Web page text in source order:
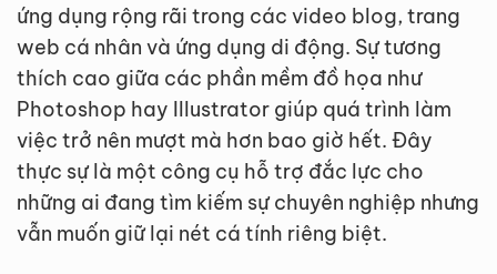
ứng dụng rộng rãi trong các video blog, trang
web cá nhân và ứng dụng di động. Sự tương
thích cao giữa các phần mềm đồ họa như
Photoshop hay Illustrator giúp quá trình làm
việc trở nên mượt mà hơn bao giờ hết. Đây
thực sự là một công cụ hỗ trợ đắc lực cho
những ai đang tìm kiếm sự chuyên nghiệp nhưng
vẫn muốn giữ lại nét cá tính riêng biệt.